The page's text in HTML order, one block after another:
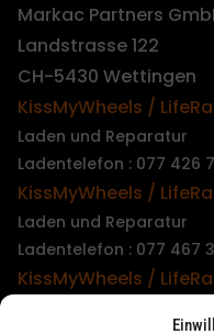
Markac Partners
Landstrasse 122
CH-5430 Wettingen
KissMyWheels /
Laden und Reparatur
Ladentelefon : 077 426
KissMyWheels /
Laden und Reparatur
Ladentelefon : 077 467
KissMyWheels /